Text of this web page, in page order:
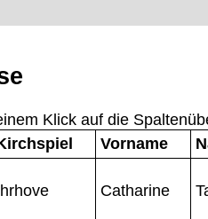
Klick auf die
Vorname
Catharine